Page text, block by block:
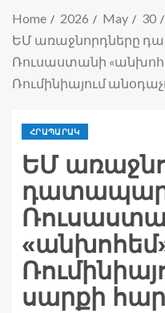
Home 2026 May
30
ԵՄ առաջնորդները
Ռուսաստանի
Ռումինիայում
ՀՐԱՊԱՐԱԿ
ԵՄ
սարքի